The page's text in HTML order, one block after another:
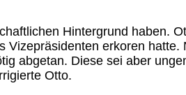
Hintergrund haben.
erkoren
abgetan. Diese sei aber
Otto.